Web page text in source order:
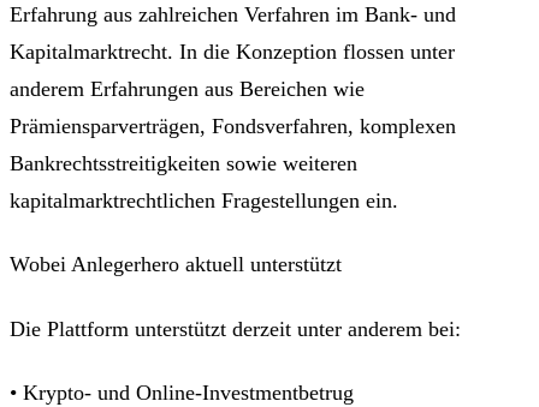
Erfahrung aus zahlreichen Verfahren im Bank- und
Kapitalmarktrecht. In die Konzeption flossen unter
anderem Erfahrungen aus Bereichen wie
Prämiensparverträgen, Fondsverfahren, komplexen
Bankrechtsstreitigkeiten sowie weiteren
kapitalmarktrechtlichen Fragestellungen ein.
Wobei Anlegerhero aktuell unterstützt
Die Plattform unterstützt derzeit unter anderem bei:
• Krypto- und Online-Investmentbetrug